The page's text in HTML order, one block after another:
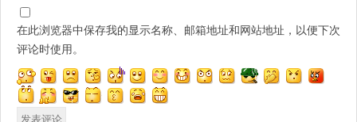
在此浏览器中保存我的显示名称、邮箱地址和网站地址，以便下次
评论时使用。